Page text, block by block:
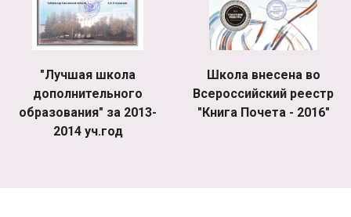
"Лучшая школа
дополнительного
образования" за 2013-
2014 уч.год
Школа внесена во
Всероссийский реестр
"Книга Почета - 2016"